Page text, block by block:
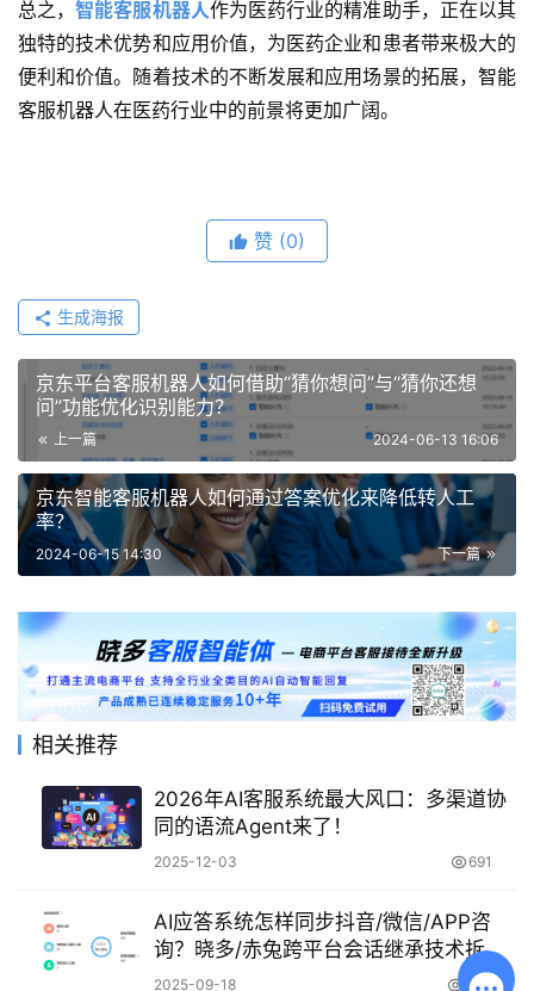
总之，智能客服机器人作为医药行业的精准助手，正在以其
独特的技术优势和应用价值，为医药企业和患者带来极大的
便利和价值。随着技术的不断发展和应用场景的拓展，智能
客服机器人在医药行业中的前景将更加广阔。
赞 (0)
生成海报
京东平台客服机器人如何借助“猜你想问”与“猜你还想
问”功能优化识别能力？
上一篇 2024-06-13 16:06
京东智能客服机器人如何通过答案优化来降低转人工
率？
下一篇
2024-06-15 14:30
相关推荐
2026年AI客服系统最大风口：多渠道协
同的语流Agent来了！
2025-12-03 691
AI应答系统怎样同步抖音/微信/APP咨
询？晓多/赤兔跨平台会话继承技术拆
解！晓多AI会话继承系统拆解：四维技
2025-09-18 643